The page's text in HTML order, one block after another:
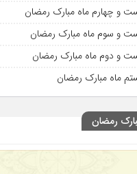
و چهارم ماه مبارک رمضان
و سوم ماه مبارک رمضان
و دوم ماه مبارک رمضان
ماه مبارک رمضان
رمضان